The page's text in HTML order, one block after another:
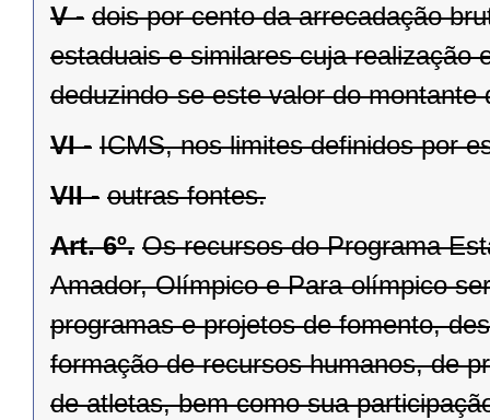
V - dois por cento da arrecadação
estaduais e similares cuja realização
deduzindo-se este valor do montante
VI - ICMS, nos limites definidos por
VII - outras fontes.
Art. 6º. Os recursos do Programa
Amador, Olímpico e Para-olímpico
programas e projetos de fomento,
formação de recursos humanos, de
de atletas, bem como sua